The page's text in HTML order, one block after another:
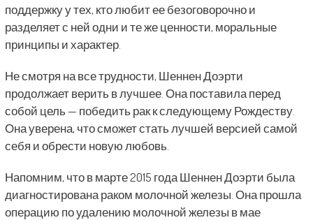
поддержку у тех, кто любит ее безоговорочно и
разделяет с ней одни и те же ценности, моральные
принципы и характер.
Не смотря на все трудности, Шеннен Доэрти
продолжает верить в лучшее. Она поставила перед
собой цель — победить рак к следующему Рождеству.
Она уверена, что сможет стать лучшей версией самой
себя и обрести новую любовь.
Напомним, что в марте 2015 года Шеннен Доэрти была
диагностирована раком молочной железы. Она прошла
операцию по удалению молочной железы в мае